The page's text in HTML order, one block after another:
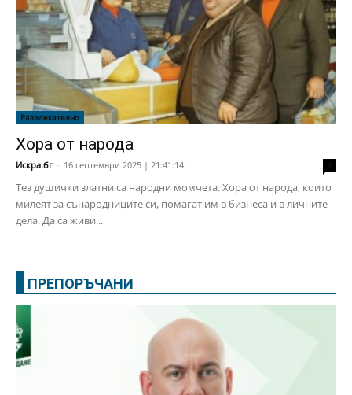
Развлекателно
Хора от народа
Искра.бг - 16 септември 2025 | 21:41:14
Тез душички златни са народни момчета. Хора от народа, които
милеят за сънародниците си, помагат им в бизнеса и в личните
дела. Да са живи...
ПРЕПОРЪЧАНИ